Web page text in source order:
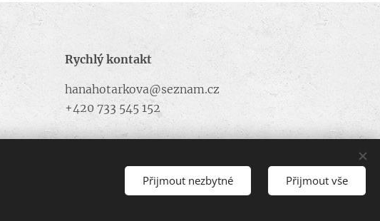
Rychlý kontakt
hanahotarkova@seznam.cz
+420 733 545 152
Přijmout nezbytné Přijmout vše